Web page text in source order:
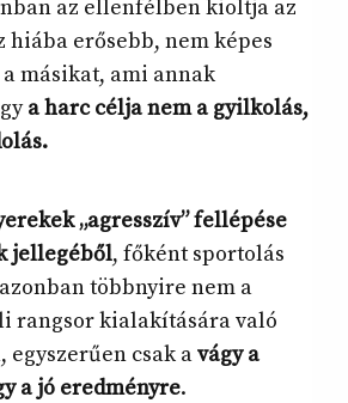
az ellenfélben kioltja az
hiába erősebb, nem képes
másikat, ami annak
a harc célja nem a gyilkolás,
„agresszív” fellépése
jellegéből, főként sportolás
többnyire nem a
rangsor kialakítására való
egyszerűen csak avágy a
a jó eredményre.